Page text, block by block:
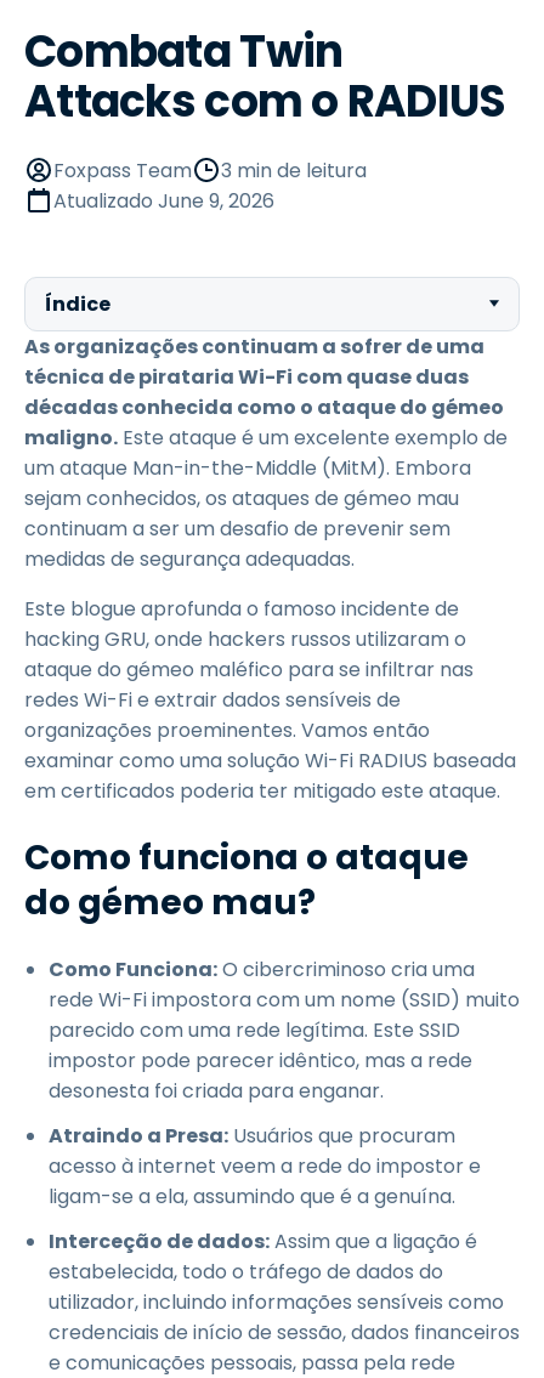
Combata Twin
Attacks com o RADIUS
Foxpass Team
3 min de leitura
Atualizado June 9, 2026
Índice
As organizações continuam a sofrer de uma
técnica de pirataria Wi-Fi com quase duas
décadas conhecida como o ataque do gémeo
maligno. Este ataque é um excelente exemplo de
um ataque Man-in-the-Middle (MitM). Embora
sejam conhecidos, os ataques de gémeo mau
continuam a ser um desafio de prevenir sem
medidas de segurança adequadas.
Este blogue aprofunda o famoso incidente de
hacking GRU, onde hackers russos utilizaram o
ataque do gémeo maléfico para se infiltrar nas
redes Wi-Fi e extrair dados sensíveis de
organizações proeminentes. Vamos então
examinar como uma solução Wi-Fi RADIUS baseada
em certificados poderia ter mitigado este ataque.
Como funciona o ataque
do gémeo mau?
Como Funciona:O cibercriminoso cria uma
rede Wi-Fi impostora com um nome (SSID) muito
parecido com uma rede legítima. Este SSID
impostor pode parecer idêntico, mas a rede
desonesta foi criada para enganar.
Atraindo a Presa: Usuários que procuram
acesso à internet veem a rede do impostor e
ligam-se a ela, assumindo que é a genuína.
Interceção de dados:Assim que a ligação é
estabelecida, todo o tráfego de dados do
utilizador, incluindo informações sensíveis como
credenciais de início de sessão, dados financeiros
e comunicações pessoais, passa pela rede